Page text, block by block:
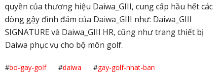
quyền của thương hiệu Daiwa_GIII, cung cấp hầu hết các
dòng gậy đình đám của Daiwa_GIII như: Daiwa_GIII
SIGNATURE và Daiwa_GIII HR, cũng như trang thiết bị
Daiwa phục vụ cho bộ môn golf.
#bo-gay-golf #daiwa #gay-golf-nhat-ban